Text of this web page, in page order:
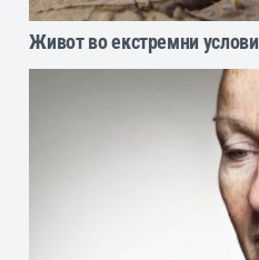
Живот во екстремни услови